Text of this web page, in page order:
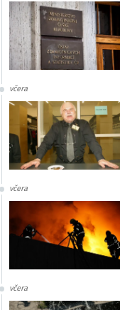
včera
včera
včera